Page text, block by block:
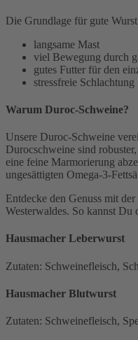
Die Grundlage für gute
langsame Mast
viel Bewegung durch
gutes Futter für den
stressfreie Schlachtung
Warum Duroc-Schweine?
Unsere Duroc-Schweine
Durocschweine sind
eine feine Marmorierung
ungesättigten Omega-3-
Entdecke den Genuss mit
Westerwaldes. So kannst Du
Hausmacher Leberwurst
Zutaten: Schweinefleisch,
Hausmacher Blutwurst
Zutaten: Schweinefleisch,